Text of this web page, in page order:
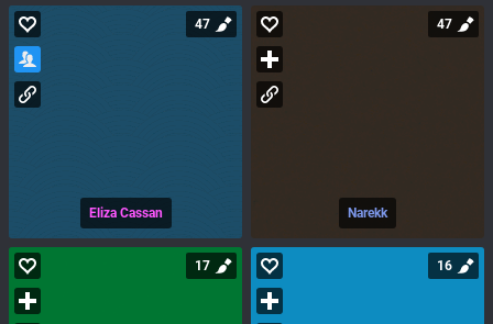
Eliza Cassan
47
Narekk
47
17 16